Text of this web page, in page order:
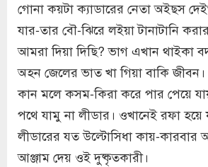
গোনা কয়টা ক্যাডারের নেতা অইছস
যার-তার বৌ-ঝিরে লইয়া টানাটানি
আমরা দিয়া দিছি? ভাগ এখান থাইকা
অহন জেলের ভাত খা গিয়া বাকি
কান মলে কসম-কিরা করে পার পেয়ে
পথে যামু না লীডার। ওখানেই রফা হয়ে
লীডারের যত উল্টোসিধা কায়-
আঞ্জাম দেয় ওই দুষ্কৃতকারী।